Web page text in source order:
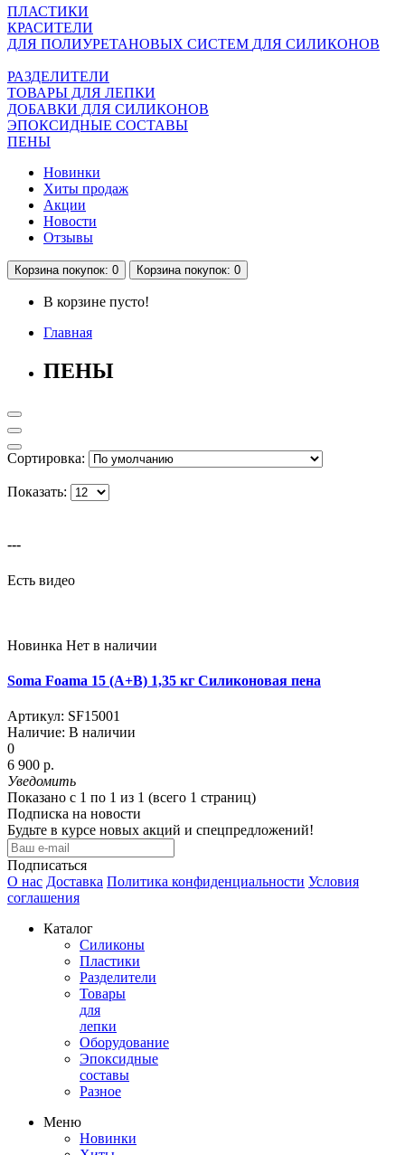
ПЛАСТИКИ
КРАСИТЕЛИ
ДЛЯ ПОЛИУРЕТАНОВЫХ СИСТЕМ ДЛЯ СИЛИКОНОВ
РАЗДЕЛИТЕЛИ
ТОВАРЫ ДЛЯ ЛЕПКИ
ДОБАВКИ ДЛЯ СИЛИКОНОВ
ЭПОКСИДНЫЕ СОСТАВЫ
ПЕНЫ
Новинки
Хиты продаж
Акции
Новости
Отзывы
Корзинапокупок: 0 Корзинапокупок: 0
В корзине пусто!
Главная
ПЕНЫ
Сортировка:
Показать:
---
Есть видео
Новинка Нет в наличии
Soma Foama 15 (A+B) 1,35 кг Силиконовая пена
Артикул: SF15001
Наличие: В наличии
0
6 900 р.
Уведомить
Показано с 1 по 1 из 1 (всего 1 страниц)
Подписка на новости
Будьте в курсе новых акций и спецпредложений!
Подписаться
О нас Доставка Политика конфиденциальности Условия
соглашения
Каталог
Силиконы
Пластики
Разделители
Товары
для
лепки
Оборудование
Эпоксидные
составы
Разное
Меню
Новинки